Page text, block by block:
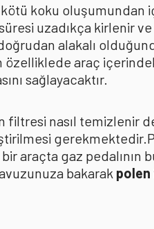
koku oluşumundan
uzadıkça kirlenir
alakalı
özelliklede araç
sağlayacaktır.
nasıl temizlenir
araçta gaz pedalının
bakarak